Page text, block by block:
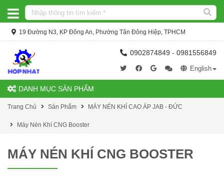
19 Đường N3, KP Đông An, Phường Tân Đông Hiệp, TPHCM
0902874849 - 0981556849
English
DANH MỤC SẢN PHẨM
Trang Chủ Sản Phẩm MÁY NÉN KHÍ CAO ÁP JAB - ĐỨC
Máy Nén Khí CNG Booster
MÁY NÉN KHÍ CNG BOOSTER